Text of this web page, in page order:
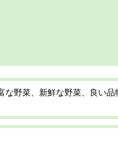
野菜、新鮮な野菜、良い品